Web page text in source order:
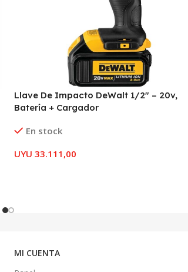
Llave De Impacto DeWalt 1/2″ – 20v,
Batería + Cargador
En stock
UYU 33.111,00
MI CUENTA